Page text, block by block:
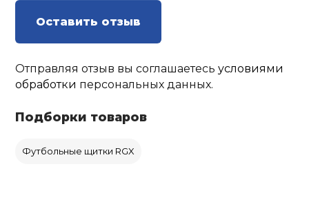
Оставить отзыв
Отправляя отзыв вы соглашаетесьусловиями
обработки персональных данных.
Подборки товаров
Футбольные щитки RGX